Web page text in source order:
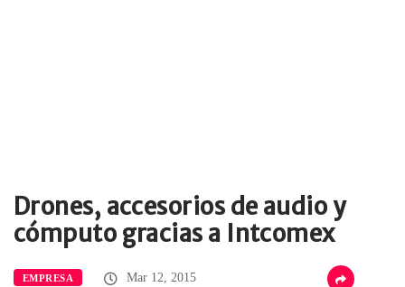
Drones, accesorios de audio y
cómputo gracias a Intcomex
EMPRESA Mar 12, 2015